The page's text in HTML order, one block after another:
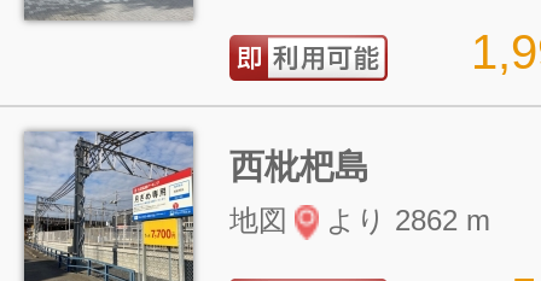
西枇杷島
地図 より 2862 m